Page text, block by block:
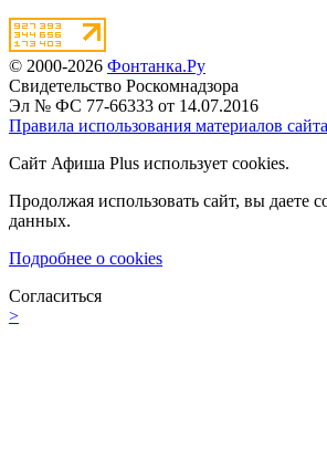
© 2000-2026 Фонтанка.Ру
Свидетельство Роскомнадзора
Эл № ФС 77-66333 от 14.07.2016
Правила использования материалов сайта
Сайт Афиша Plus использует cookies.
Продолжая использовать сайт, вы даете
данных.
Подробнее о cookies
Согласиться
>